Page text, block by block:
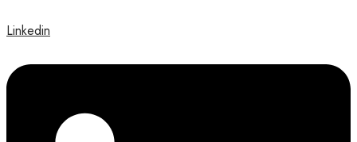
Linkedin